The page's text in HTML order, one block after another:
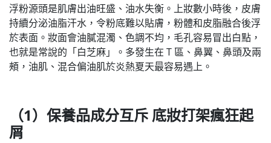
浮粉源頭是肌膚出油旺盛、油水失衡。上妝數小時後，皮膚
持續分泌油脂汗水，令粉底難以貼膚，粉體和皮脂融合後浮
於表面。妝面會油膩混濁、色調不均，毛孔容易冒出白點，
也就是常說的「白芝麻」。多發生在 T 區、鼻翼、鼻頭及兩
頰，油肌、混合偏油肌於炎熱夏天最容易遇上。
（1）保養品成分互斥 底妝打架瘋狂起
屑